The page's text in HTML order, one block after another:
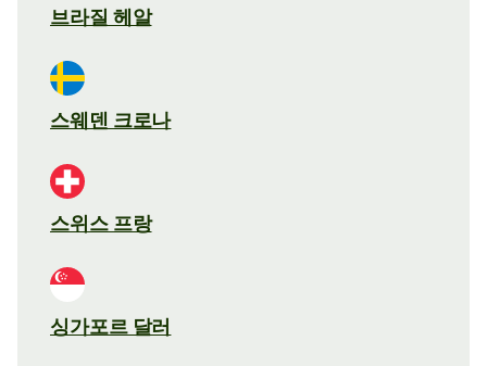
브라질 헤알
스웨덴 크로나
스위스 프랑
싱가포르 달러